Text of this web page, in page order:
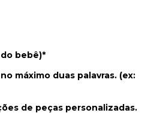
bebê)*
máximo duas palavras. (ex:
de peças personalizadas.